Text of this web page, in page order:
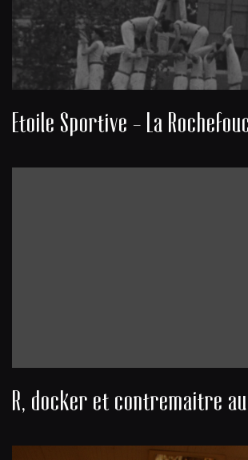
Etoile Sportive - La
R, docker et contremaitre au